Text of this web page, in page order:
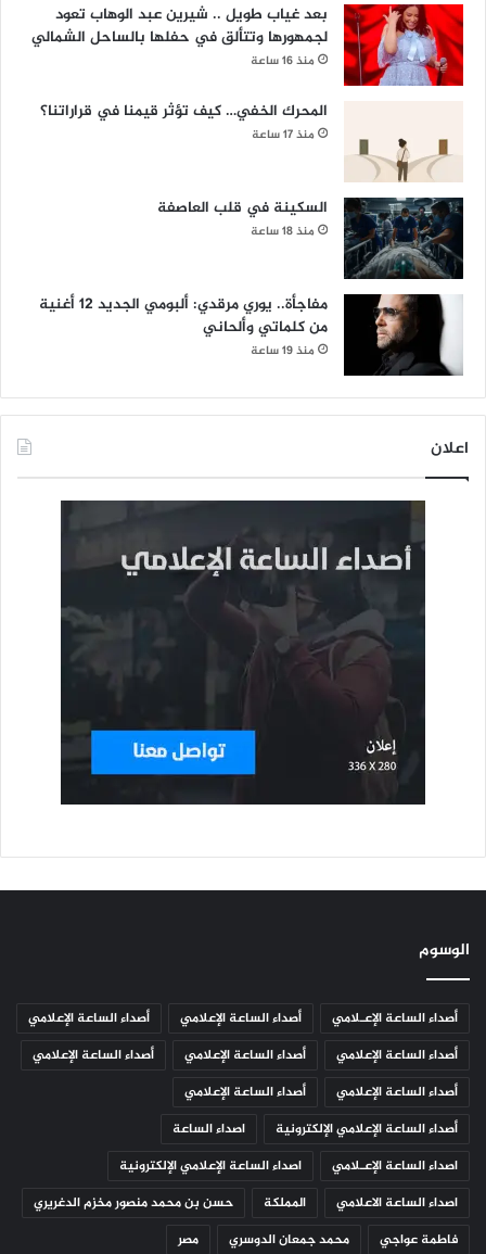
بعد غياب طويل .. شيرين عبد الوهاب تعود
لجمهورها وتتألق في حفلها بالساحل الشمالي
منذ 16 ساعة
المحرك الخفي… كيف تؤثر قيمنا في قراراتنا؟
منذ 17 ساعة
السكينة في قلب العاصفة
منذ 18 ساعة
مفاجأة.. يوري مرقدي: ألبومي الجديد 12 أغنية
من كلماتي وألحاني
منذ 19 ساعة
اعلان
الوسوم
أصداء الساعة الإعـلامي أصداء الساعة الإعلامي
أصداء الساعة الإعلامي
أصداء الساعة الإعلامي
أصداء الساعة الإعلامي
أصداء الساعة الإعلامي
أصداء الساعة الإعلامي
أصداء الساعة الإعلامي
أصداء الساعة الإعلامي الإلكترونية
اصداء الساعة
اصداء الساعة الإعـلامي
اصداء الساعة الإعلامي الإلكترونية
اصداء الساعة الاعلامي
المملكة
حسن بن محمد منصور مخزم الدغريري
فاطمة عواجي
محمد جمعان الدوسري مصر